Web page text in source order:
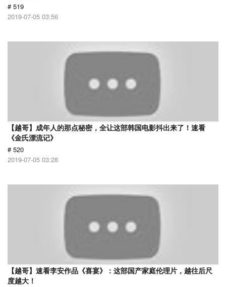
# 519
2019-07-05 03:56
【越哥】成年人的那点秘密，全让这部韩国电影抖出来了！速看
《金氏漂流记》
# 520
2019-07-05 03:28
【越哥】速看李安作品《喜宴》：这部国产家庭伦理片，越往后尺
度越大！